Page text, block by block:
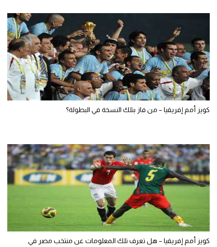
كويز أمم إفريقيا – من فاز بتلك النسخة في البطولة؟
كويز أمم إفريقيا – هل تعرف تلك المعلومات عن منتخب مصر في